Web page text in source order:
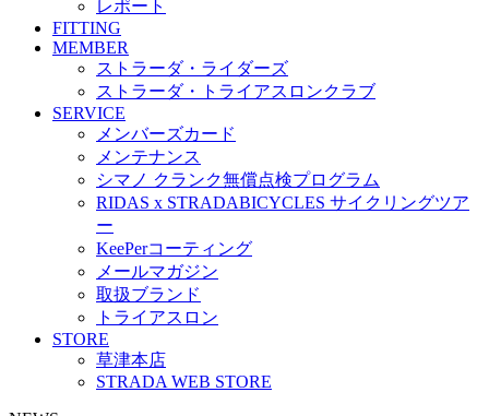
レポート
FITTING
MEMBER
ストラーダ・ライダーズ
ストラーダ・トライアスロンクラブ
SERVICE
メンバーズカード
メンテナンス
シマノ クランク無償点検プログラム
RIDAS x STRADABICYCLES サイクリングツア
ー
KeePerコーティング
メールマガジン
取扱ブランド
トライアスロン
STORE
草津本店
STRADA WEB STORE